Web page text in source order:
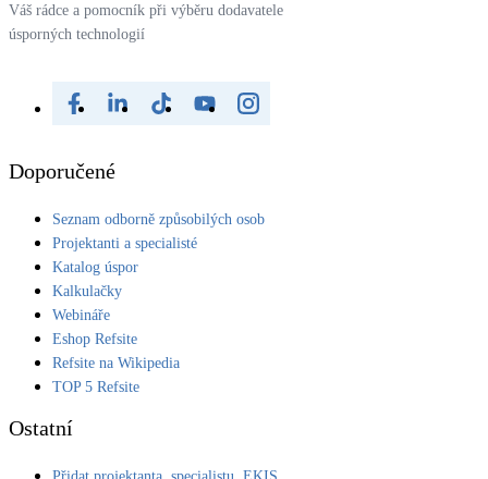
Váš rádce a pomocník při výběru dodavatele
úsporných technologií
Doporučené
Seznam odborně způsobilých osob
Projektanti a specialisté
Katalog úspor
Kalkulačky
Webináře
Eshop Refsite
Refsite na Wikipedia
TOP 5 Refsite
Ostatní
Přidat projektanta, specialistu, EKIS